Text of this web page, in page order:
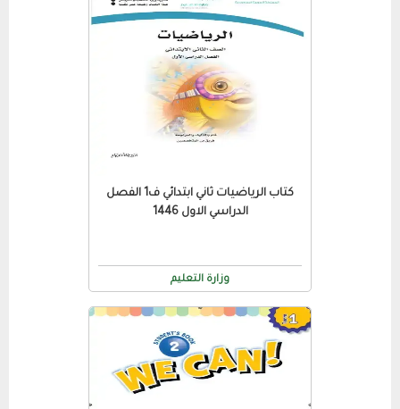
كتاب الرياضيات ثاني ابتدائي ف1 الفصل
الدراسي الاول 1446
وزارة التعليم